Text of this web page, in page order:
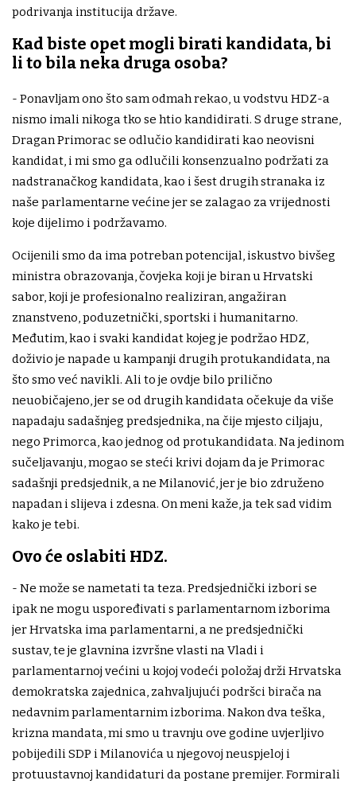
podrivanja institucija države.
Kad biste opet mogli birati kandidata, bi
li to bila neka druga osoba?
- Ponavljam ono što sam odmah rekao, u vodstvu HDZ-a
nismo imali nikoga tko se htio kandidirati. S druge strane,
Dragan Primorac se odlučio kandidirati kao neovisni
kandidat, i mi smo ga odlučili konsenzualno podržati za
nadstranačkog kandidata, kao i šest drugih stranaka iz
naše parlamentarne većine jer se zalagao za vrijednosti
koje dijelimo i podržavamo.
Ocijenili smo da ima potreban potencijal, iskustvo bivšeg
ministra obrazovanja, čovjeka koji je biran u Hrvatski
sabor, koji je profesionalno realiziran, angažiran
znanstveno, poduzetnički, sportski i humanitarno.
Međutim, kao i svaki kandidat kojeg je podržao HDZ,
doživio je napade u kampanji drugih protukandidata, na
što smo već navikli. Ali to je ovdje bilo prilično
neuobičajeno, jer se od drugih kandidata očekuje da više
napadaju sadašnjeg predsjednika, na čije mjesto ciljaju,
nego Primorca, kao jednog od protukandidata. Na jedinom
sučeljavanju, mogao se steći krivi dojam da je Primorac
sadašnji predsjednik, a ne Milanović, jer je bio združeno
napadan i slijeva i zdesna. On meni kaže, ja tek sad vidim
kako je tebi.
Ovo će oslabiti HDZ.
- Ne može se nametati ta teza. Predsjednički izbori se
ipak ne mogu uspoređivati s parlamentarnom izborima
jer Hrvatska ima parlamentarni, a ne predsjednički
sustav, te je glavnina izvršne vlasti na Vladi i
parlamentarnoj većini u kojoj vodeći položaj drži Hrvatska
demokratska zajednica, zahvaljujući podršci birača na
nedavnim parlamentarnim izborima. Nakon dva teška,
krizna mandata, mi smo u travnju ove godine uvjerljivo
pobijedili SDP i Milanovića u njegovoj neuspjeloj i
protuustavnoj kandidaturi da postane premijer. Formirali